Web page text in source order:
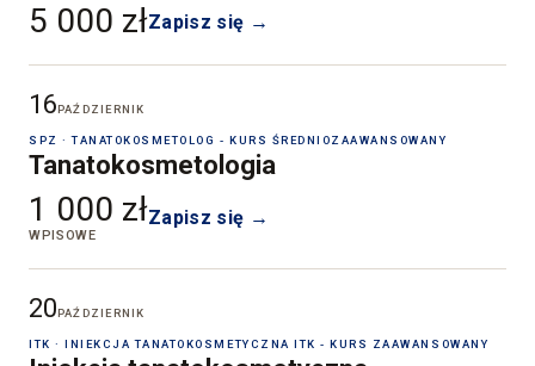
5 000 złZapisz się →
16PAŹDZIERNIK
SPZ · TANATOKOSMETOLOG - KURS ŚREDNIOZAAWANSOWANY
Tanatokosmetologia
1 000 zł
WPISOWE
Zapisz się →
20PAŹDZIERNIK
ITK · INIEKCJA TANATOKOSMETYCZNA ITK - KURS ZAAWANSOWANY